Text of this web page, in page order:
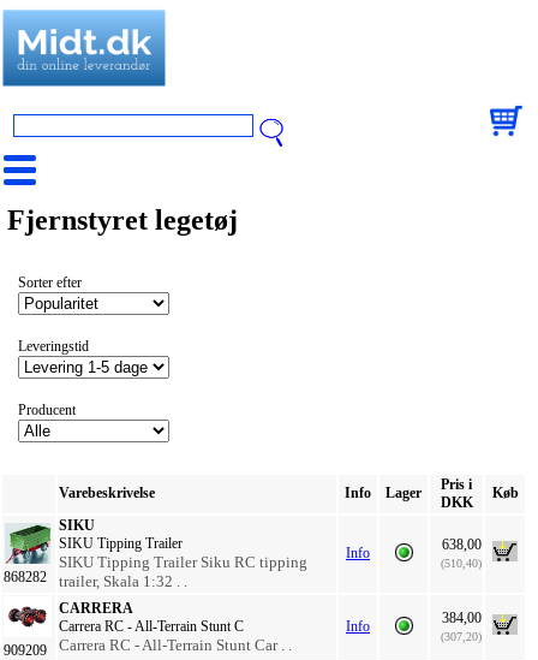
Fjernstyret legetøj
Sorter efter
Leveringstid
Producent
Varebeskrivelse Info Lager
Pris i
DKK
Køb
868282
SIKU
SIKU Tipping Trailer
SIKU Tipping Trailer Siku RC tipping
trailer, Skala 1:32 . .
Info 638,00
(510,40)
909209
CARRERA
Carrera RC - All-Terrain Stunt C
Carrera RC - All-Terrain Stunt Car . .
Info 384,00
(307,20)